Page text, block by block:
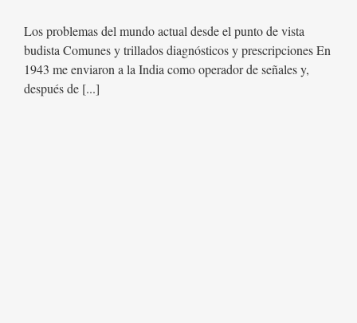
Los problemas del mundo actual desde el punto de vista
budista Comunes y trillados diagnósticos y prescripciones En
1943 me enviaron a la India como operador de señales y,
después de [...]